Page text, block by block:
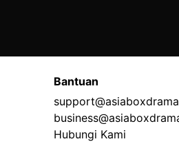
Bantuan
Hubungi Kami